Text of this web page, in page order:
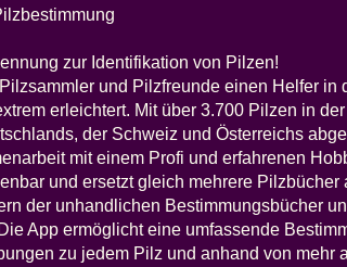
zur Identifikation von Pilzen!
und Pilzfreunde einen Helfer in
erleichtert. Mit über 3.700 Pilzen in
der Schweiz und Österreichs
mit einem Profi und erfahrenen
und ersetzt gleich mehrere
der unhandlichen Bestimmungsbücher
App ermöglicht eine umfassende
zu jedem Pilz und anhand von mehr